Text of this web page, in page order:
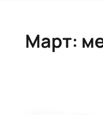
Март: